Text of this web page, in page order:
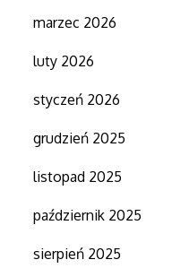
marzec 2026
luty 2026
styczeń 2026
grudzień 2025
listopad 2025
październik 2025
sierpień 2025